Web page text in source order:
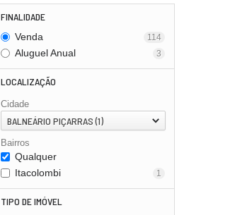
FINALIDADE
Venda 114
Aluguel Anual 3
LOCALIZAÇÃO
Cidade
BALNEÁRIO PIÇARRAS (1)
Bairros
Qualquer
Itacolombi
1
TIPO DE IMÓVEL